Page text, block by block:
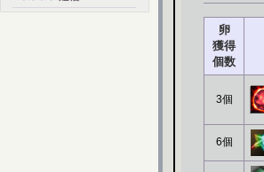
卵
獲得
個数
3個
6個